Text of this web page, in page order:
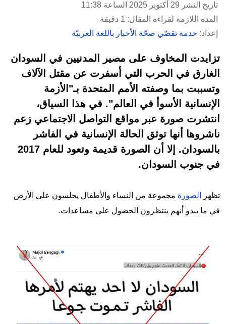
تاريخ النشر 29 أكتوبر 2025 الساعة 11:38
المدة اللازمة لقراءة المقال: 1 دقيقة
إعداد: خدمة تقصّي صحّة الأخبار باللغة العربيّة
تزايدت المخاوف على مصير المدنيين في السودان
الغارق في الحرب التي أسفرت عن مقتل الآلاف
وتسببت بما وصفته الأمم المتحدة بـ"الأزمة
الإنسانية الأسوأ في العالم". في هذا السياق،
انتشرت صورة عبر مواقع التواصل الاجتماعي زعم
ناشروها أنها توثق الحالة الإنسانية في الفاشر
بالسودان. إلا أن الصورة قديمة وتعود للعام 2017
في جنوب السودان.
تظهر الصورة مجموعة من النساء والأطفال يجلسون على الأرض
في ما يبدو أنهم ينتظرون الحصول على مساعدات.
Image